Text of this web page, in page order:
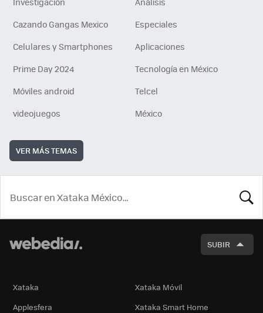
Cazando Gangas Mexico
Especiales
Celulares y Smartphones
Aplicaciones
Prime Day 2024
Tecnología en México
Móviles android
Telcel
videojuegos
México
VER MÁS TEMAS
SUBIR
Xataka
Xataka Móvil
Applesfera
Xataka Smart Home